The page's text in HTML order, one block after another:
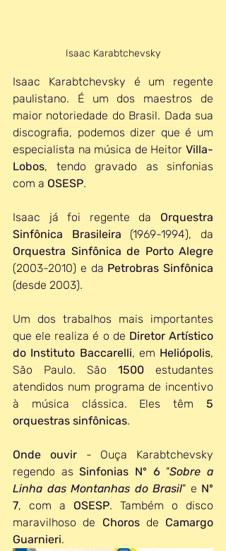
Isaac Karabtchevsky
Isaac Karabtchevsky é um regente
paulistano. É um dos maestros de
maior notoriedade do Brasil. Dada sua
discografia, podemos dizer que é um
especialista na música de Heitor Villa-
Lobos, tendo gravado as sinfonias
com a OSESP.
Isaac já foi regente da Orquestra
Sinfônica Brasileira
Orquestra Sinfônica de Porto Alegre
(2003-2010) e da Petrobras Sinfônica
(desde 2003).
Um dos trabalhos mais importantes
que ele realiza é o de Diretor Artístico
do Instituto Baccarelli, em Heliópolis,
São Paulo. São 1500 estudantes
atendidos num programa de incentivo
à música clássica. Eles têm 5
orquestras sinfônicas.
Onde ouvir - Ouça Karabtchevsky
regendo as Sinfonias Nº 6 "Sobre a
Linha das Montanhas do Brasil" e Nº
7, com a OSESP. Também o disco
maravilhoso de Choros de Camargo
Guarnieri.